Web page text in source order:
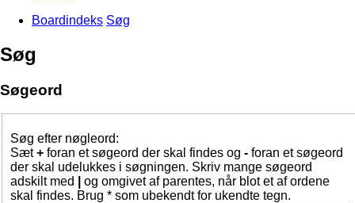
Boardindeks Søg
Søg
Søgeord
Søg efter nøgleord:
Sæt+ foran et søgeord der skal findes og - foran et søgeord
der skal udelukkes i søgningen. Skriv mange søgeord
adskilt med
og omgivet af parentes, når blot et af ordene
skal findes. Brug * som ubekendt for ukendte tegn.